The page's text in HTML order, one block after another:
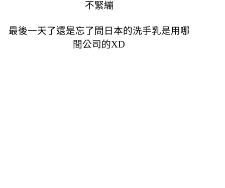
不緊繃
最後一天了還是忘了問日本的洗手乳是用哪
間公司的XD